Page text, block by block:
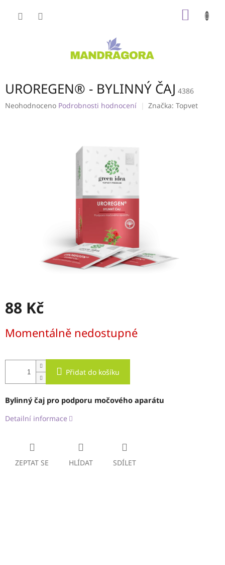
UROREGEN® - BYLINNÝ ČAJ 4386
Průměrné
Neohodnoceno Podrobnosti hodnocení Značka: Topvet
88 Kč
cena:
Momentálně nedostupné
Přidat do košíku
Bylinný čaj pro podporu močového aparátu
Detailní informace
ZEPTAT SE HLÍDAT SDÍLET